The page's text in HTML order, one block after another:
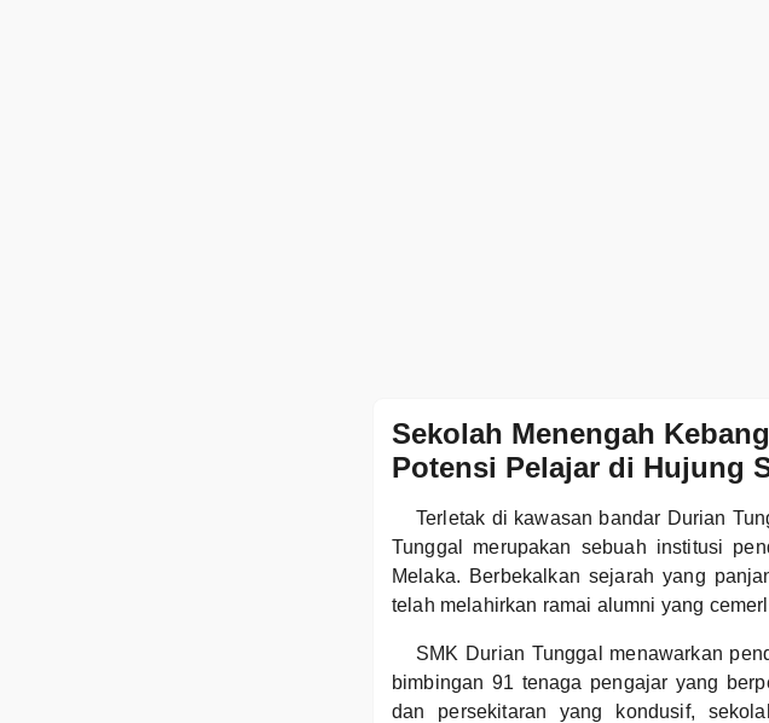
Sekolah Menengah
Potensi Pelajar di Hujung
Terletak di kawasan bandar Durian
Tunggal merupakan sebuah institusi
Melaka. Berbekalkan sejarah yang
telah melahirkan ramai alumni yang
SMK Durian Tunggal menawarkan
bimbingan 91 tenaga pengajar yang
dan persekitaran yang kondusif,